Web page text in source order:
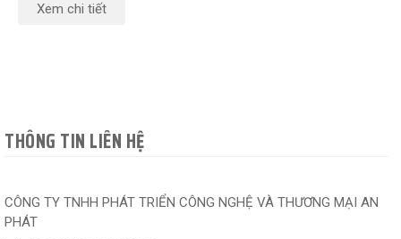
Xem chi tiết
THÔNG TIN LIÊN HỆ
CÔNG TY TNHH PHÁT TRIỂN CÔNG NGHỆ VÀ THƯƠNG MẠI AN
PHÁT